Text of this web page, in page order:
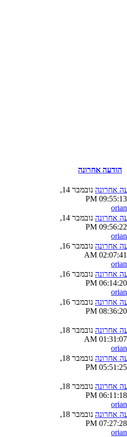
הודעה אחרונה
נובמבר 14,
orian
נובמבר 14,
orian
נובמבר 16,
orian
נובמבר 16,
orian
נובמבר 16,
נובמבר 18,
orian
נובמבר 18,
נובמבר 18,
orian
נובמבר 18,
orian